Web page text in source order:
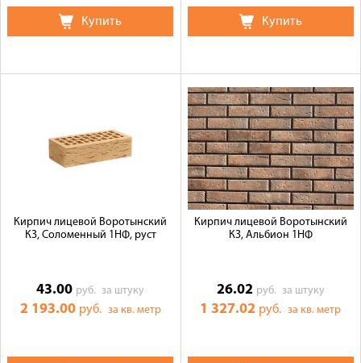
Купить Купить
Кирпич лицевой Воротынский
КЗ, Соломенный 1НФ, руст
43.00 руб.за штуку
2 193.00 руб. за кв. метр
Кирпич лицевой Воротынский
КЗ, Альбион 1НФ
26.02 руб. за штуку
1 327.02 руб.за кв. метр